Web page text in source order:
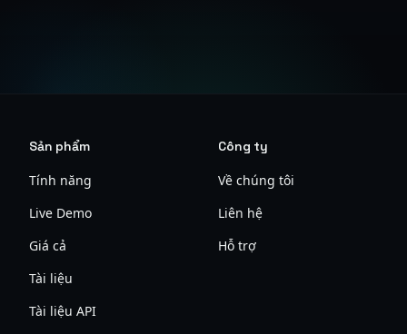
Sản phẩm
Tính năng
Live Demo
Giá cả
Tài liệu
Tài liệu API
Công ty
Về chúng tôi
Liên hệ
Hỗ trợ